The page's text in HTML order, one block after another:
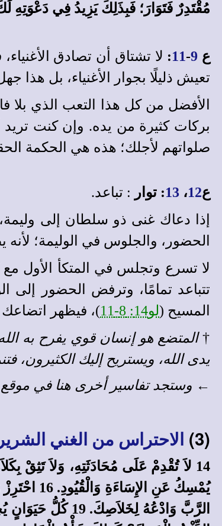
مُقْتَدِرٌ فَتَوَارَ؛ فَبِذَلِكَ يَزِيدُ فِي دَعْوَتِهِ لَكَ. 13 لاَ تَقْتَحِمْ، لِئَلاَّ تُطْرَدَ، وَلاَ تَقِفْ بَعِيدًا لِئَلاَّ
ع 9
-
11
: لا تشتاق أن تصادق
تعيش ذليلًا بجوار الأغنياء، بل هذا
الأفضل من كل هذا التعب الذي بلا
بركات كثيرة من يده. وإن كنت
صلواتهم لأجلك؛ هذه هي الحكمة
ع12، 13: توار : تباعد.
إذا دعاك غنى ذو سلطان إلى
الحضور، والجلوس في الوليمة؛
لا تسرع وتجلس في المتكأ الأول
تتباعد تمامًا، وترفض الحضور إلى
المسيح (لو14: 8-11
)، فيظهر
†المتضع هو إنسان قوي يفرح به
يدى الله، ويستريح إليك
← وستجدتفاسير أخرى هنا في موقع
(3) الاحتراس من الغني الشرير